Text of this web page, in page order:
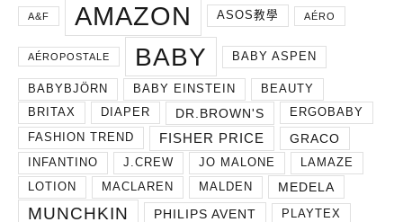
A&F AMAZON ASOS教學 AÉRO
AÉROPOSTALE BABY BABY ASPEN
BABYBJÖRN BABY EINSTEIN
BEAUTY
BRITAX
DIAPER DR.BROWN'S
ERGOBABY
FASHION TREND
FISHER PRICE GRACO
INFANTINO J.CREW JO MALONE
LAMAZE
LOTION
MACLAREN MALDEN MEDELA
MUNCHKIN PHILIPS AVENT PLAYTEX